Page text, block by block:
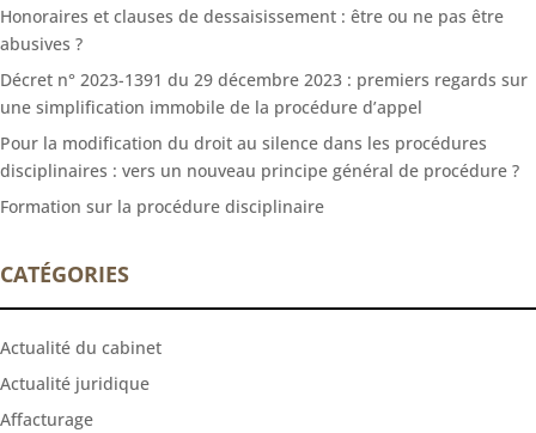
Honoraires et clauses de dessaisissement : être ou ne pas être
abusives ?
Décret n° 2023-1391 du 29 décembre 2023 : premiers regards sur
une simplification immobile de la procédure d’appel
Pour la modification du droit au silence dans les procédures
disciplinaires : vers un nouveau principe général de procédure ?
Formation sur la procédure disciplinaire
CATÉGORIES
Actualité du cabinet
Actualité juridique
Affacturage